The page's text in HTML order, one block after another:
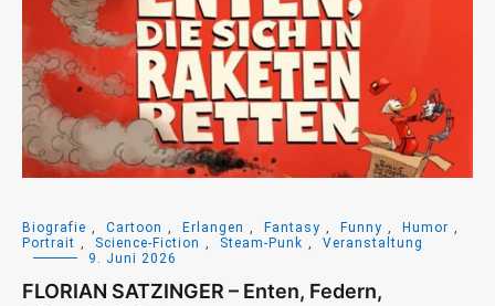
Biografie , Cartoon , Erlangen , Fantasy , Funny , Humor ,
Portrait , Science-Fiction , Steam-Punk ,
Veranstaltung
9. Juni 2026
FLORIAN SATZINGER – Enten, Federn,